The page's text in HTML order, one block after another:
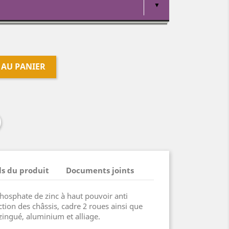
PANIER
du produit Documents joints
de zinc à haut pouvoir anti
des châssis, cadre 2 roues ainsi que
aluminium et alliage.